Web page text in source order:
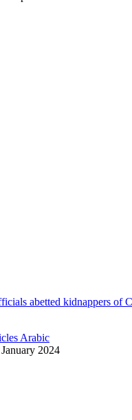
abetted kidnappers of
Arabic
2024